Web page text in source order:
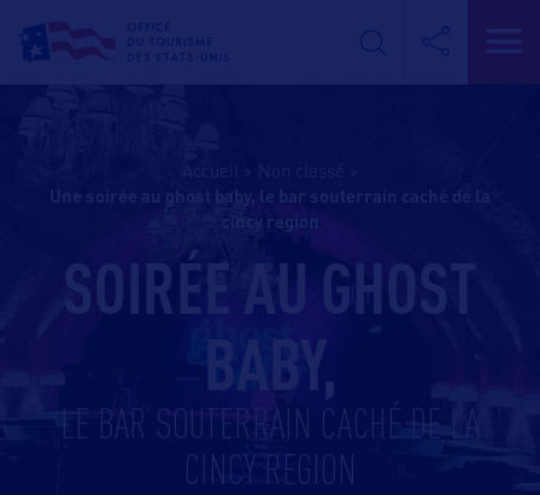
Accueil
cincy region
SOIRÉE AU GHOST
BABY,
LE BAR SOUTERRAIN CACHÉ DE LA
CINCY REGION